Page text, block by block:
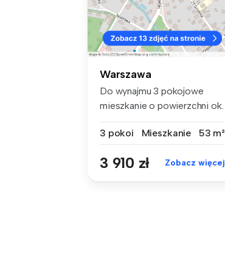
Warszawa
Do wynajmu 3 pokojowe
mieszkanie o powierzchni ok.
3 pokoi
Mieszkanie 53 m²
3 910 zł Zobacz więcej